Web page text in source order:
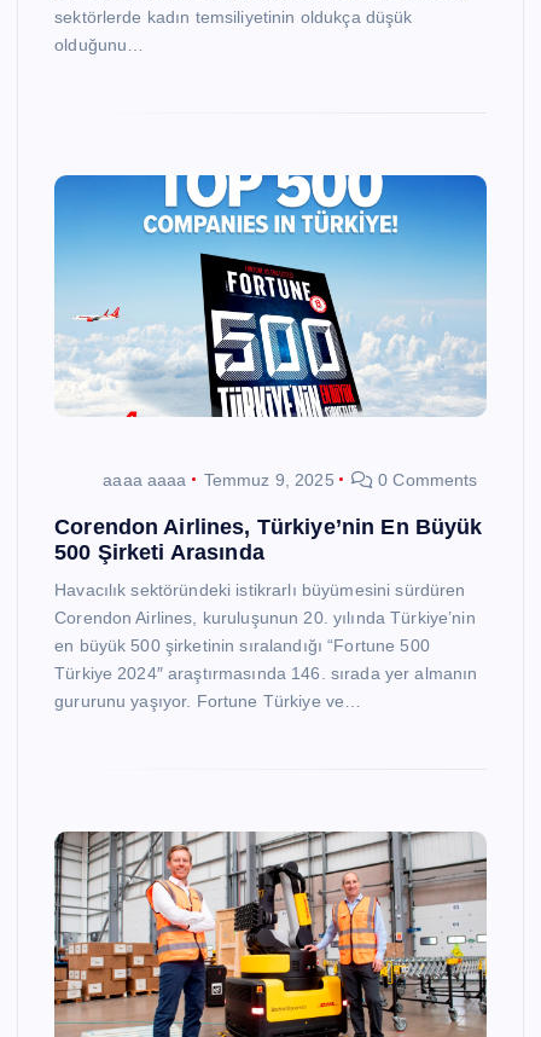
sektörlerde kadın temsiliyetinin oldukça düşük
olduğunu…
aaaa aaaa Temmuz 9, 2025 0 Comments
Corendon Airlines, Türkiye’nin En Büyük
500 Şirketi Arasında
Havacılık sektöründeki istikrarlı büyümesini sürdüren
Corendon Airlines, kuruluşunun 20. yılında Türkiye’nin
en büyük 500 şirketinin sıralandığı “Fortune 500
Türkiye 2024″ araştırmasında 146. sırada yer almanın
gururunu yaşıyor. Fortune Türkiye ve…